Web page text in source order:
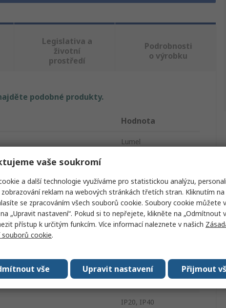
Legislativa a
životní
prostředí
Podrobnosti
o výrobku
podobné produkty.
Hodnota
Lumel
Napětí
Proud
4 → 20 mA
prostory
teplota 60°C
IP20, IP40
vaše soukromí
a další technologie využíváme pro statistickou analýzu,
reklam na webových stránkách třetích stran. Kliknutím
se zpracováním všech souborů cookie. Soubory cookie můžete
„Upravit nastavení“. Pokud si to nepřejete, klikněte na „Odmítnout
přístup k určitým funkcím. Více informací naleznete v našich
souborů cookie.
Přijmout
Upravit nastavení
vše